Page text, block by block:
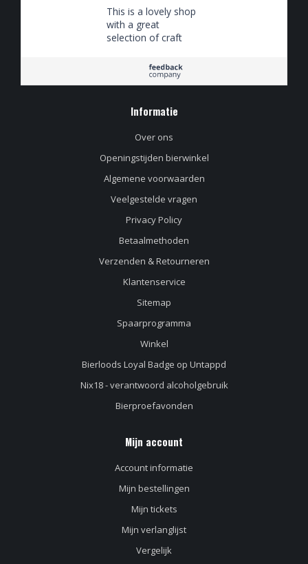
This is a lovely shop
with a great
selection of craft
know their beer
pretty well, and the
delivery is super
on time. I definitely
Informatie
Over ons
Openingstijden bierwinkel
Algemene voorwaarden
Veelgestelde vragen
Privacy Policy
Betaalmethoden
Verzenden & Retourneren
Klantenservice
Sitemap
Spaarprogramma
Winkel
Bierloods Loyal Badge op Untappd
Nix18 - verantwoord alcoholgebruik
Bierproefavonden
Mijn account
Account informatie
Mijn bestellingen
Mijn tickets
Mijn verlanglijst
Vergelijk